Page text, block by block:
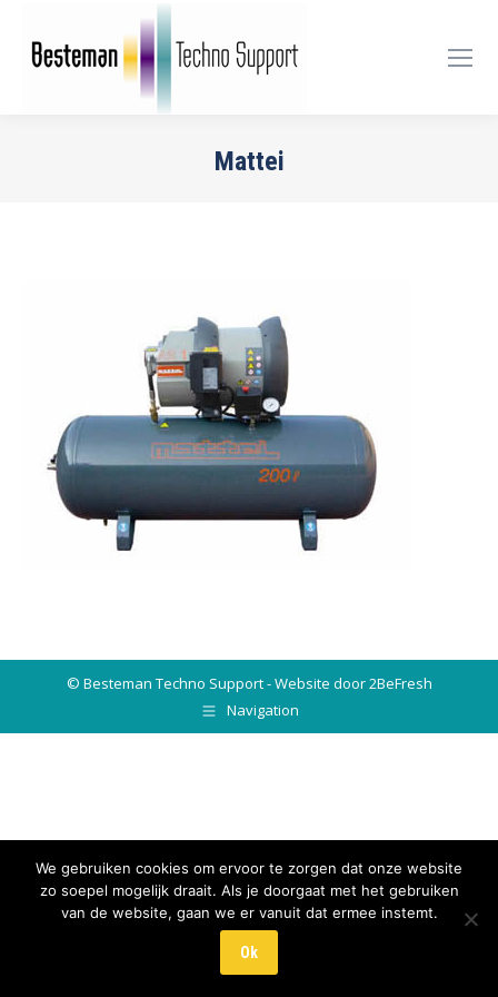
Mattei
© Besteman Techno Support - Website door 2BeFresh
Navigation
We gebruiken cookies om ervoor te zorgen dat onze website
zo soepel mogelijk draait. Als je doorgaat met het gebruiken
van de website, gaan we er vanuit dat ermee instemt.
Ok